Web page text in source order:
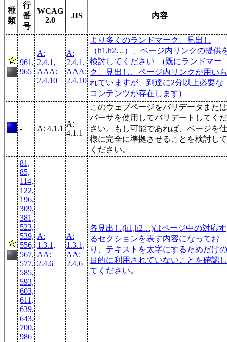
種
類
行
番
号
WCAG
2.0
JIS 内容
961,
965
A:
2.4.1,
AAA:
2.4.10
A:
2.4.1,
AAA:
2.4.10
より多くのランドマーク、見出し
（h1,h2…）、ページ内リンクの提供
検討してください (既にランドマー
ク、見出し、ページ内リンクが用いら
れていますが、到達に2分以上必要な
コンテンツが存在します)
- A: 4.1.1
A:
4.1.1
このウェブページをバリデータまたは
パーサを使用してバリデートしてくだ
さい。もし可能であれば、ページを仕
様に完全に準拠させることを検討して
ください。
81,
85,
114,
122,
196,
309,
381,
523,
539,
556,
567,
577,
585,
593,
603,
611,
639,
643,
700,
986
A:
1.3.1,
AA:
2.4.6
A:
1.3.1,
AA:
2.4.6
各見出し(h1,h2…)はページ中の対応す
るセクションを表す内容になってお
り、テキストを太字にするためだけの
目的に利用されていないことを確認し
てください。